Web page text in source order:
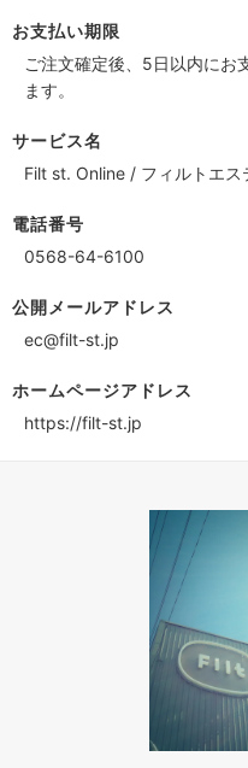
お支払い期限
ご注文確定後、5日以内にお
ます。
サービス名
Filt st. Online / フィルトエス
電話番号
0568-64-6100
公開メールアドレス
ec@filt-st.jp
ホームページアドレス
https://filt-st.jp